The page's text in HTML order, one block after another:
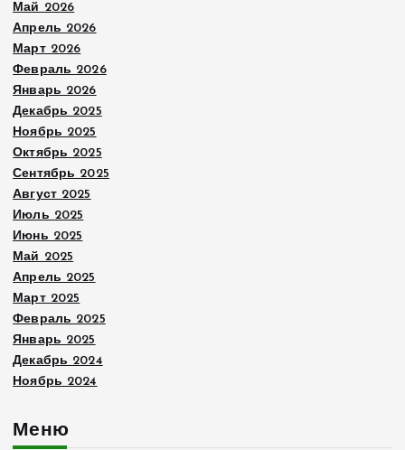
Май 2026
Апрель 2026
Март 2026
Февраль 2026
Январь 2026
Декабрь 2025
Ноябрь 2025
Октябрь 2025
Сентябрь 2025
Август 2025
Июль 2025
Июнь 2025
Май 2025
Апрель 2025
Март 2025
Февраль 2025
Январь 2025
Декабрь 2024
Ноябрь 2024
Меню